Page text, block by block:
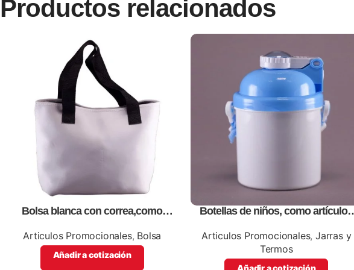
Productos relacionados
Bolsa blanca con correa,como
Articulos Promocionales, Bolsa
Añadir a cotización
Botellas de niños, como artículos
Articulos Promocionales,Jarras y
Termos